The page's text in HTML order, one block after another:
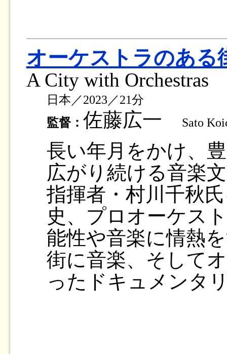
オーケストラのある
A City with Orchestras
日本／2023／21分
監督： 佐藤広一 Sato
長い年月をかけ、
広がり続ける音楽
指揮者・村川千秋
史、プロオーケス
能性や音楽に情熱
街に音楽、そして
ったドキュメンタ